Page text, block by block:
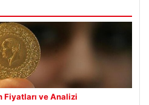
Fiyatları ve Analizi